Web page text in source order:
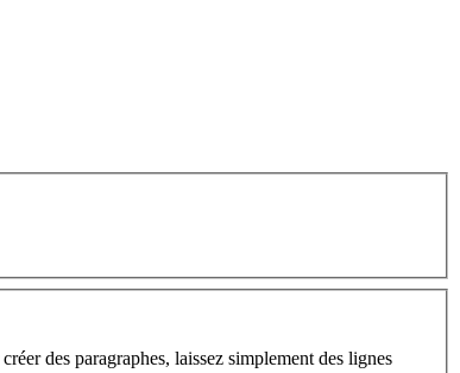
des paragraphes, laissez simplement des lignes